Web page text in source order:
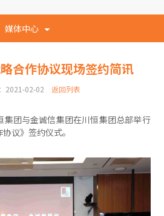
媒体中心
合作协议现场签约简讯
2021-02-02 返回列表
集团与金诚信集团在川恒集团总部举行
议》签约仪式。